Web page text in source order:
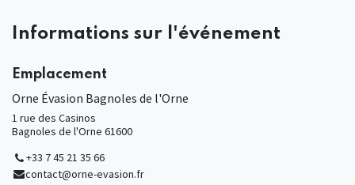
Informations sur l'événement
Emplacement
Orne Évasion Bagnoles de l'Orne
1 rue des Casinos
Bagnoles de l'Orne 61600
+33 7 45 21 35 66
contact@orne-evasion.fr